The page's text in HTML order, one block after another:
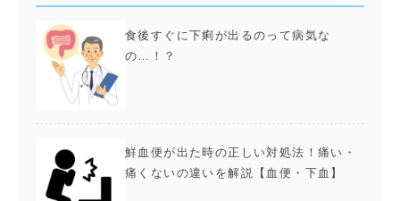
食後すぐに下痢が出るのって病気な
の…！？
鮮血便が出た時の正しい対処法！痛い・
痛くないの違いを解説【血便・下血】